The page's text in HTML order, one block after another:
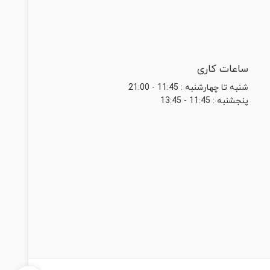
ساعات کاری
شنبه تا چهارشنبه : 11:45 - 21:00
پنجشنبه : 11:45 - 13:45